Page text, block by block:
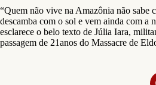
“Quem não vive na Amazônia não sabe
descamba com o sol e vem ainda com a
esclarece o belo texto de Júlia Iara,
passagem de 21anos do Massacre de